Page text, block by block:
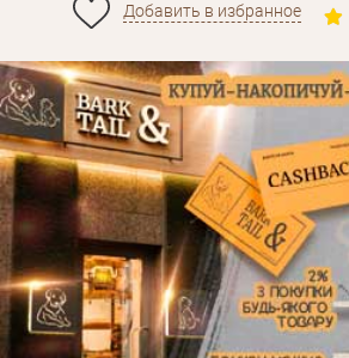
Добавить в избранное